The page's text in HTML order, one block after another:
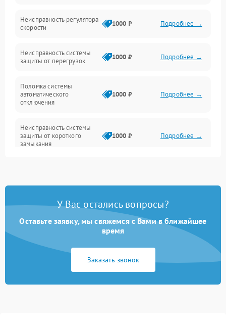
Привод
Неисправность регулятора
скорости
1000 ₽ Подробнее →
Неисправность системы
защиты от перегрузок
1000 ₽ Подробнее →
Поломка системы
автоматического
отключения
1000 ₽ Подробнее →
Неисправность системы
защиты от короткого
замыкания
1000 ₽ Подробнее →
Неисправность системы
перенапряжения
1000 ₽ Подробнее →
Неисправность системы
защиты от замыкания
1000 ₽
защиты от перегрузок
У Вас остались вопросы?
Оставьте заявку, мы свяжемся с Вами в ближайшее
время
Заказать звонок